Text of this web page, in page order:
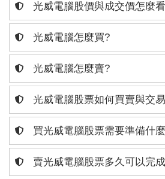
光威電腦股價與成交價怎麼
光威電腦怎麼買?
光威電腦怎麼賣?
光威電腦股票如何買賣與交
買光威電腦股票需要準備什
賣光威電腦股票多久可以完